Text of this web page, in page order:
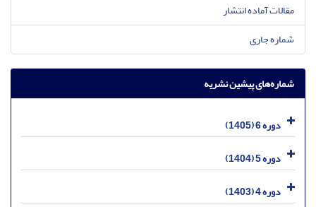
مقالات آماده انتشار
شماره جاری
شماره‌های پیشین نشریه
دوره 6 (1405)
دوره 5 (1404)
دوره 4 (1403)